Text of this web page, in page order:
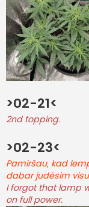
>02-21<
2nd topping.
>02-23<
Pamiršau, kad
dabar judėsim
I forgot that lamp
on full power.